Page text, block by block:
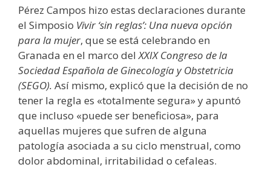
Pérez Campos hizo estas declaraciones durante
el Simposio Vivir ‘sin reglas’: Una nueva opción
para la mujer, que se está celebrando en
Granada en el marco del XXIX Congreso de la
Sociedad Española de Ginecología y Obstetricia
(SEGO). Así mismo, explicó que la decisión de no
tener la regla es «totalmente segura» y apuntó
que incluso «puede ser beneficiosa», para
aquellas mujeres que sufren de alguna
patología asociada a su ciclo menstrual, como
dolor abdominal, irritabilidad o cefaleas.